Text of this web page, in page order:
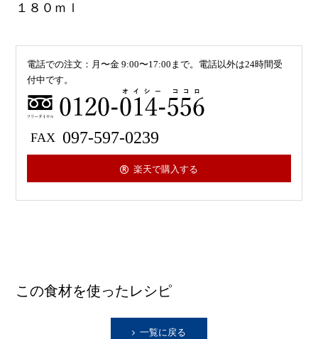
１８０ｍｌ
電話での注文：月〜金 9:00〜17:00まで。電話以外は24時間受
付中です。
097-597-0239
楽天で購入する
この食材を使ったレシピ
一覧に戻る